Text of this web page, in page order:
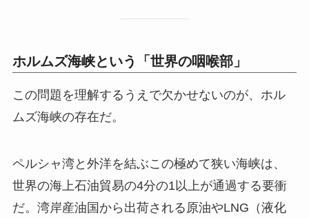
ホルムズ海峡という「世界の咽喉部」
この問題を理解するうえで欠かせないのが、ホル
ムズ海峡の存在だ。
ペルシャ湾と外洋を結ぶこの極めて狭い海峡は、
世界の海上石油貿易の4分の1以上が通過する要衝
だ。湾岸産油国から出荷される原油やLNG（液化